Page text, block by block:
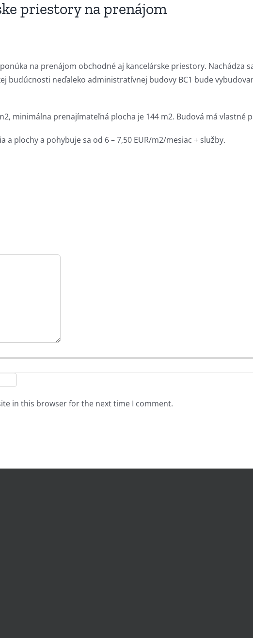
priestory na prenájom
na prenájom obchodné aj kancelárske priestory. Nachádza
budúcnosti neďaleko administratívnej budovy BC1 bude
minimálna prenajímateľná plocha je 144 m2. Budová má vlastné
a plochy a pohybuje sa od 6 – 7,50 EUR/m2/mesiac + služby.
in this browser for the next time I comment.